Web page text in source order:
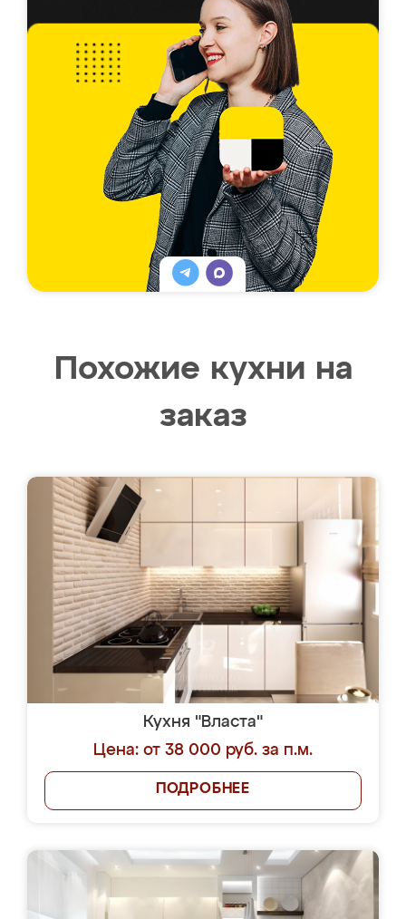
Похожие кухни на
заказ
Кухня "Власта"
Цена: от 38 000 руб. за п.м.
ПОДРОБНЕЕ